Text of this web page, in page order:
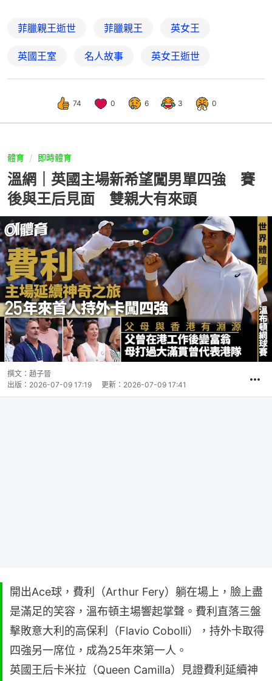
菲臘親王逝世 菲臘親王 英女王
英國王室 名人故事 英女王逝世
74 0 6 3 0
體育 即時體育
溫網｜英國主場新希望闖男單四強 賽
後與王后見面 雙親大有來頭
撰文： 趙子晉
出版： 2026-07-09 17:19 更新： 2026-07-09 17:41
開出Ace球，費利（Arthur Fery）躺在場上，臉上盡
是滿足的笑容，溫布頓主場響起掌聲。費利直落三盤
擊敗意大利的高保利（Flavio Cobolli），持外卡取得
四強另一席位，成為25年來第一人。
英國王后卡米拉（Queen Camilla）見證費利延續神